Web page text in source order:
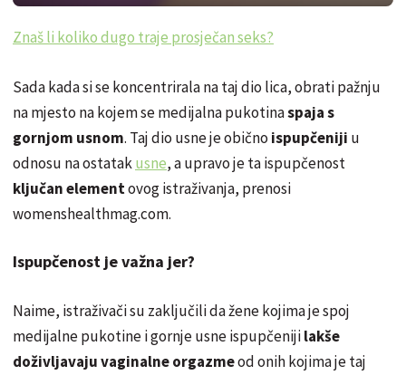
Znaš li koliko dugo traje prosječan seks?
Sada kada si se koncentrirala na taj dio lica, obrati pažnju
na mjesto na kojem se medijalna pukotinaspaja s
gornjom usnom. Taj dio usne je obično ispupčeniji u
odnosu na ostatakusne, a upravo je ta ispupčenost
ključan elementovog istraživanja, prenosi
womenshealthmag.com.
Ispupčenost je važna jer?
Naime, istraživači su zaključili da žene kojima je spoj
medijalne pukotine i gornje usne ispupčenijilakše
doživljavaju vaginalne orgazmeod onih kojima je taj